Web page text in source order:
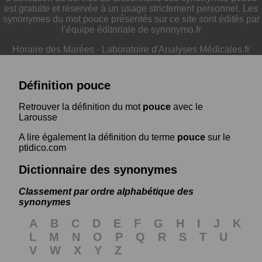
est gratuite et réservée à un usage strictement personnel. Les
synonymes du mot pouce présentés sur ce site sont édités par
l’équipe éditoriale de synonymo.fr
Horaire des Marées - Laboratoire d'Analyses Médicales.fr
Définition pouce
Retrouver la définition du mot pouce avec le
Larousse
A lire également la définition du terme pouce sur le
ptidico.com
Dictionnaire des synonymes
Classement par ordre alphabétique des
synonymes
A B C D E F G H I J
K
L
M N O P Q R S T
U
V
W X Y Z